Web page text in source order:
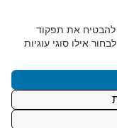
נדל״ן – אבל
להבטיח את תפקוד
אילו סוגי עוגיות